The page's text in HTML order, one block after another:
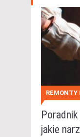
REMONTY
jakie